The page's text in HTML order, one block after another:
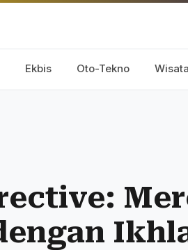
Ekbis Oto-Tekno Wisata